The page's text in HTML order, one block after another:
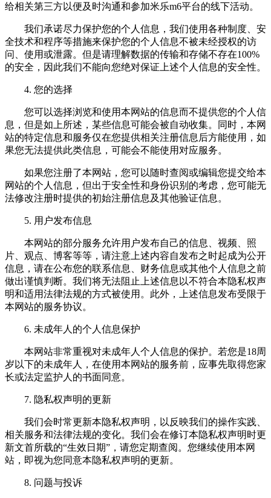
给相关第三方以便及时沟通和参加米乐m6平台的线下活动。
我们承诺尽力保护您的个人信息，我们使用各种制度、安
全技术和程序等措施来保护您的个人信息不被未经授权的访
问、使用或泄露。但是请理解数据的传输和存储不存在100%
的安全，因此我们不能向您绝对保证上述个人信息的安全性。
4. 您的选择
您可以选择浏览和使用本网站的信息而不提供您的个人信
息，但是如上所述，某些信息可能会被自动收集。同时，本网
站的特定信息和服务仅在您提供相关注册信息后方能使用，如
果您无法提供此类信息，可能会不能使用对应服务。
如果您注册了本网站，您可以随时查阅或编辑您提交给本
网站的个人信息，但出于安全性和身份识别的考虑，您可能无
法修改注册时提供的初始注册信息及其他验证信息。
5. 用户发布信息
本网站的部分服务允许用户发布自己的信息、视频、照
片、观点、博客等等，请注意上述内容自发布之时起成为公开
信息，请在公布您的联系信息、财务信息或其他个人信息之前
做出谨慎判断。我们将无法阻止上述信息以不符合本隐私权声
明和适用法律法规的方式被使用。此外，上述信息发布受限于
本网站的服务协议。
6. 未成年人的个人信息保护
本网站非常重视对未成年人个人信息的保护。若您是18周
岁以下的未成年人，在使用本网站的服务前，应事先取得您家
长或法定监护人的书面同意。
7. 隐私权声明的更新
我们会时常更新本隐私权声明，以反映我们的操作实践、
相关服务和法律法规的变化。我们会在修订本隐私权声明时更
新文首所载的“生效日期”，请您定期查阅。您继续使用本网
站，即视为您同意本隐私权声明的更新。
8. 问题与投诉